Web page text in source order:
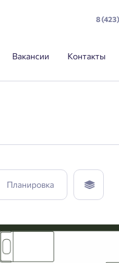
8
Вакансии Контакты
Планировка